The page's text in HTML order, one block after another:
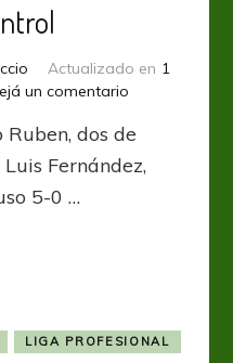
Actualizado en 1
un comentario
Ruben, dos de
Fernández,
5-0 …
LIGA PROFESIONAL